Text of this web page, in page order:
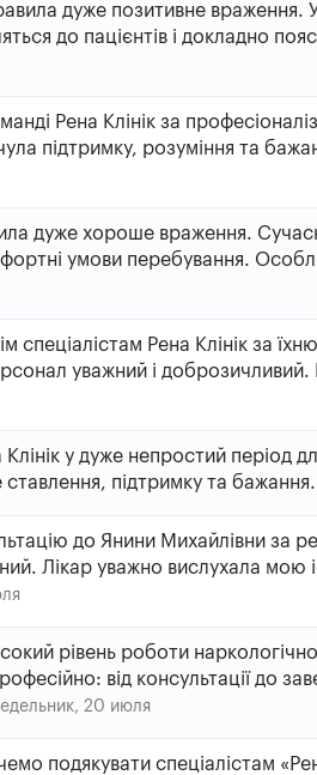
дуже позитивне враження.
до пацієнтів і докладно
Рена Клінік за
підтримку, розуміння та
дуже хороше враження.
умови перебування.
спеціалістам Рена Клінік за
уважний і
у дуже непростий період
ставлення, підтримку та
до Янини Михайлівни за
Лікар уважно вислухала мою
рівень роботи
від консультації до
20 июля
подякувати спеціалістам